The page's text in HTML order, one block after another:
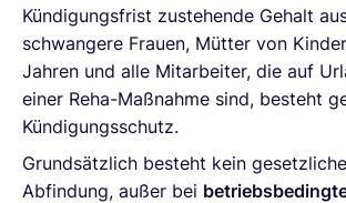
Kündigungsfrist zustehende Gehalt
schwangere Frauen, Mütter von
Jahren und alle Mitarbeiter, die auf
einer Reha-Maßnahme sind, besteht
Kündigungsschutz.
Grundsätzlich besteht kein
Abfindung, außer bei